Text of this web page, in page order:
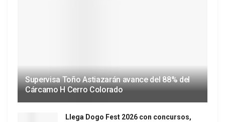
Supervisa Toño Astiazarán avance del 88% del
Cárcamo H Cerro Colorado
Llega Dogo Fest 2026 con concursos,